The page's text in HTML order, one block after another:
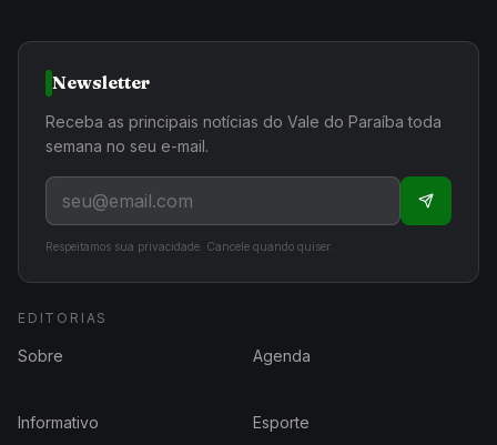
Newsletter
Receba as principais notícias do Vale do Paraíba toda
semana no seu e-mail.
Respeitamos sua privacidade. Cancele quando quiser.
EDITORIAS
Sobre Agenda
Informativo Esporte